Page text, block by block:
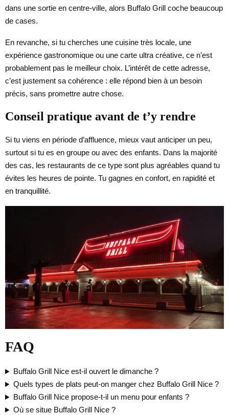
dans une sortie en centre-ville, alors Buffalo Grill coche beaucoup
de cases.
En revanche, si tu cherches une cuisine très locale, une
expérience gastronomique ou une carte ultra créative, ce n’est
probablement pas le meilleur choix. L’intérêt de cette adresse,
c’est justement sa cohérence : elle répond bien à un besoin
précis, sans promettre autre chose.
Conseil pratique avant de t’y rendre
Si tu viens en période d’affluence, mieux vaut anticiper un peu,
surtout si tu es en groupe ou avec des enfants. Dans la majorité
des cas, les restaurants de ce type sont plus agréables quand tu
évites les heures de pointe. Tu gagnes en confort, en rapidité et
en tranquillité.
FAQ
Buffalo Grill Nice est-il ouvert le dimanche ?
Quels types de plats peut-on manger chez Buffalo Grill Nice ?
Buffalo Grill Nice propose-t-il un menu pour enfants ?
Où se situe Buffalo Grill Nice ?